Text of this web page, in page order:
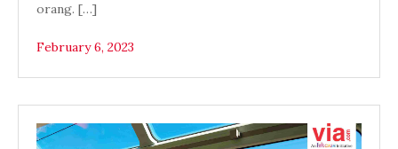
orang. […]
February 6, 2023